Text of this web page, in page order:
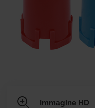
Immagine HD